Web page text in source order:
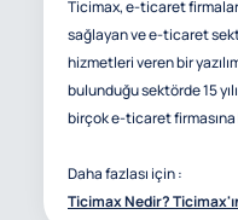
Ticimax, e-ticaret
sağlayan ve e-ticaret
hizmetleri veren bir
bulunduğu sektörde 15
birçok e-ticaret
Daha fazlası için :
Ticimax Nedir?